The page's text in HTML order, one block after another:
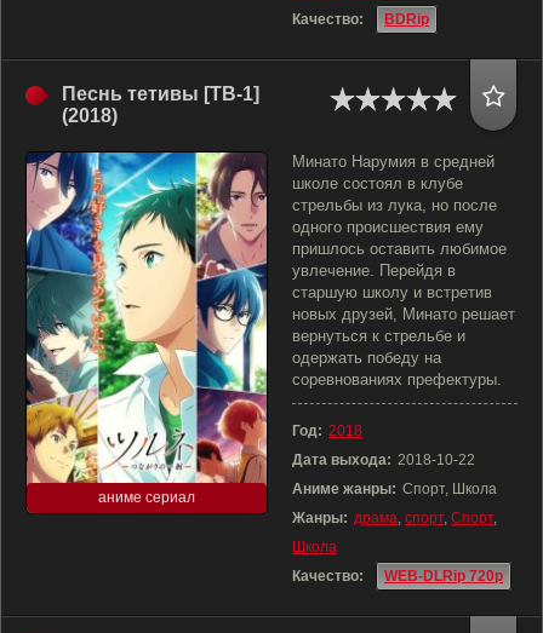
Качество:
BDRip
Песнь тетивы [ТВ-1]
(2018)
аниме сериал
Минато Нарумия в средней
школе состоял в клубе
стрельбы из лука, но после
одного происшествия ему
пришлось оставить любимое
увлечение. Перейдя в
старшую школу и встретив
новых друзей, Минато решает
вернуться к стрельбе и
одержать победу на
соревнованиях префектуры.
Год: 2018
Дата выхода: 2018-10-22
Аниме жанры: Спорт, Школа
Жанры: драма, спорт, Спорт,
Школа
Качество:
WEB-DLRip 720p